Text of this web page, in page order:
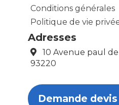
Conditions générales
Politique de vie
Adresses
10 Avenue paul
93220
Demande